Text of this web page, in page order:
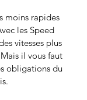
moins rapides
les Speed
vitesses plus
il vous faut
obligations du